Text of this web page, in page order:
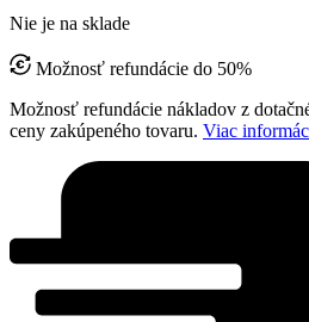
Nie je na sklade
Možnosť refundácie do 50%
Možnosť refundácie nákladov z
ceny zakúpeného tovaru. Viac